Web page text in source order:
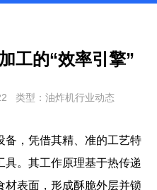
工的“效率引擎”
类型：油炸机行业动态
备，凭借其精、准的工艺特
具。其工作原理基于热传递
材表面，形成酥脆外层并锁